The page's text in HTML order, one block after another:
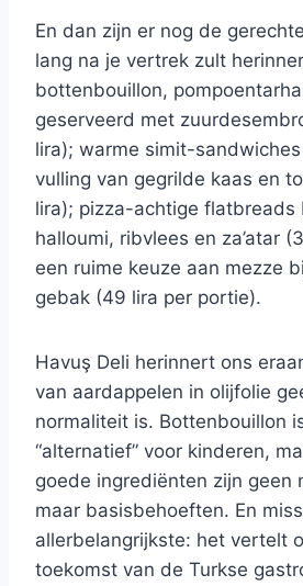
En dan zijn er nog de
lang na je vertrek zult
bottenbouillon,
geserveerd met
lira); warme simit-
vulling van gegrilde kaas en
lira); pizza-achtige flatbreads
halloumi, ribvlees en za’atar
een ruime keuze aan mezze
gebak (49 lira per portie).
Havuş Deli herinnert ons
van aardappelen in olijfolie
normaliteit is. Bottenbouillon
“alternatief” voor kinderen,
goede ingrediënten zijn geen
maar basisbehoeften. En
allerbelangrijkste: het vertelt
toekomst van de Turkse